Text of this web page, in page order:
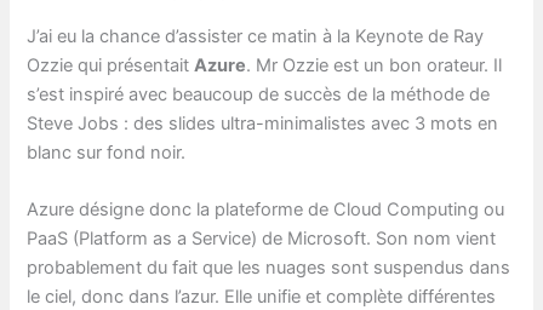
J’ai eu la chance d’assister ce matin à la Keynote de Ray
Ozzie qui présentaitAzure. Mr Ozzie est un bon orateur. Il
s’est inspiré avec beaucoup de succès de la méthode de
Steve Jobs : des slides ultra-minimalistes avec 3 mots en
blanc sur fond noir.
Azure désigne donc la plateforme de Cloud Computing ou
PaaS (Platform as a Service) de Microsoft. Son nom vient
probablement du fait que les nuages sont suspendus dans
le ciel, donc dans l’azur. Elle unifie et complète différentes